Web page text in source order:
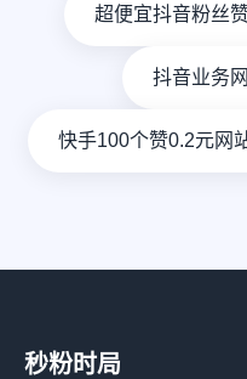
超便宜抖音粉丝
抖音业务
快手100个赞0.2元网
秒粉时局